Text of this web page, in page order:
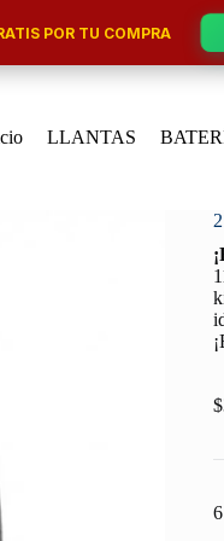
POR TU COMPRA
LLANTAS
$